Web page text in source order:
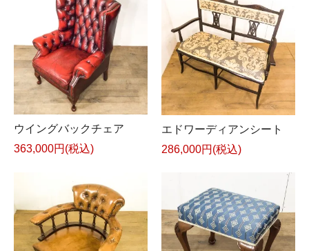
ウイングバックチェア
363,000円(税込)
エドワーディアンシート
286,000円(税込)